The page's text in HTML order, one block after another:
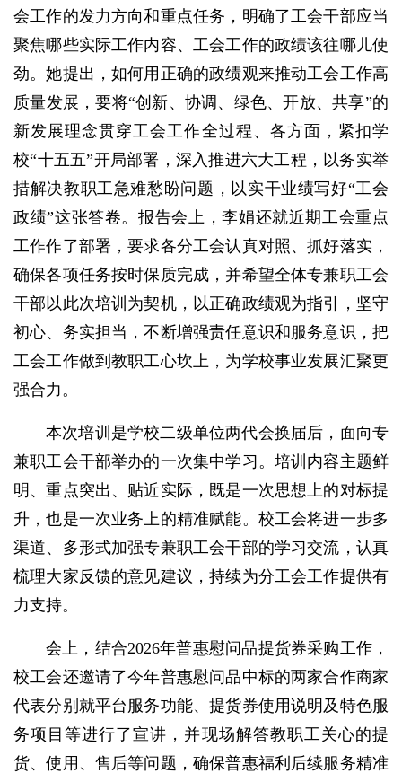
会工作的发力方向和重点任务，明确了工会干部应当
聚焦哪些实际工作内容、工会工作的政绩该往哪儿使
劲。她提出，如何用正确的政绩观来推动工会工作高
质量发展，要将“创新、协调、绿色、开放、共享”的
新发展理念贯穿工会工作全过程、各方面，紧扣学
校“十五五”开局部署，深入推进六大工程，以务实举
措解决教职工急难愁盼问题，以实干业绩写好“工会
政绩”这张答卷。报告会上，李娟还就近期工会重点
工作作了部署，要求各分工会认真对照、抓好落实，
确保各项任务按时保质完成，并希望全体专兼职工会
干部以此次培训为契机，以正确政绩观为指引，坚守
初心、务实担当，不断增强责任意识和服务意识，把
工会工作做到教职工心坎上，为学校事业发展汇聚更
强合力。
本次培训是学校二级单位两代会换届后，面向专
兼职工会干部举办的一次集中学习。培训内容主题鲜
明、重点突出、贴近实际，既是一次思想上的对标提
升，也是一次业务上的精准赋能。校工会将进一步多
渠道、多形式加强专兼职工会干部的学习交流，认真
梳理大家反馈的意见建议，持续为分工会工作提供有
力支持。
会上，结合2026年普惠慰问品提货券采购工作，
校工会还邀请了今年普惠慰问品中标的两家合作商家
代表分别就平台服务功能、提货券使用说明及特色服
务项目等进行了宣讲，并现场解答教职工关心的提
货、使用、售后等问题，确保普惠福利后续服务精准